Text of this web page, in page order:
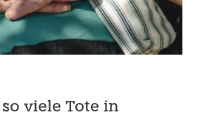
viele Tote in